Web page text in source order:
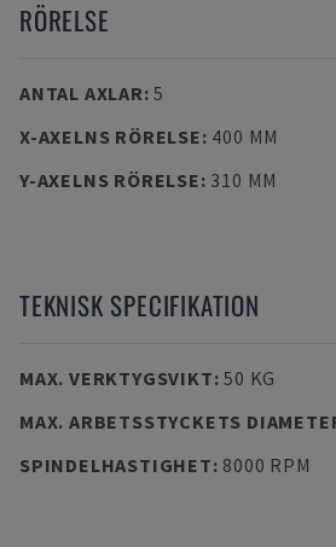
RÖRELSE
ANTAL AXLAR:5
X-AXELNS RÖRELSE: 400 MM
Y-AXELNS RÖRELSE: 310 MM
TEKNISK SPECIFIKATION
MAX. VERKTYGSVIKT:50 KG
MAX. ARBETSSTYCKETS
SPINDELHASTIGHET: 8000 RPM